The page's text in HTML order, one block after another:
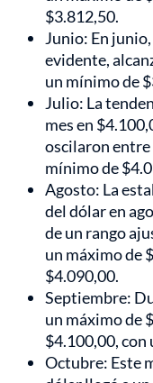
$3.812,50.
Junio: En
evidente,
un mínimo de
Julio: La
mes en
oscilaron entre
mínimo de
Agosto: La
del dólar en
de un rango
un máximo de
$4.090,00.
Septiembre:
un máximo de
$4.100,00, con
Octubre: Este